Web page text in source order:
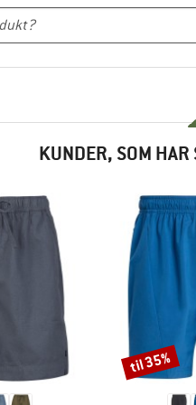
KUNDER, SOM HAR
Rabat
til 35%